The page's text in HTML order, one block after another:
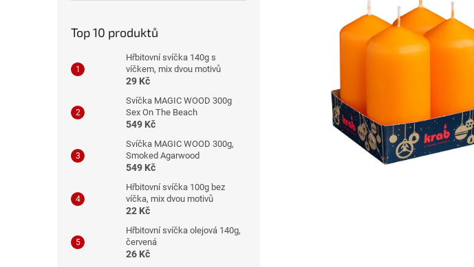
Top 10 produktů
Hřbitovní svíčka 140g s
víčkem, mix dvou motivů
29 Kč
Svíčka MAGIC WOOD 300g
Sex On The Beach
549 Kč
Svíčka MAGIC WOOD 300g,
Smoked Agarwood
549 Kč
Hřbitovní svíčka 100g bez
víčka, mix dvou motivů
22 Kč
Hřbitovní svíčka olejová 140g,
červená
26 Kč